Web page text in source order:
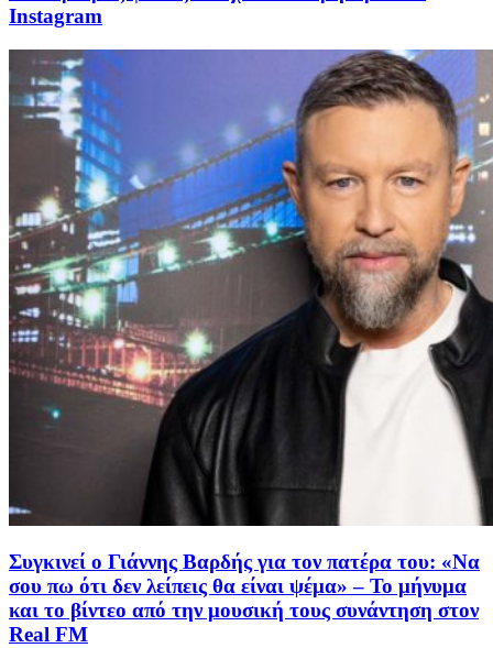
Instagram
Συγκινεί ο Γιάννης Βαρδής για τον πατέρα του: «Να
σου πω ότι δεν λείπεις θα είναι ψέμα» – Το μήνυμα
και το βίντεο από την μουσική τους συνάντηση στον
Real FM